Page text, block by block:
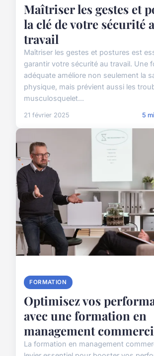
Maîtriser les gestes et
la clé de votre sécurité
travail
Maîtriser les gestes et postures est
garantir votre sécurité au travail. Une
adéquate améliore non seulement la
physique, mais prévient aussi les
musculosquelet...
21 février 2025 5
FORMATION
Optimisez vos
avec une formation en
management
La formation en management